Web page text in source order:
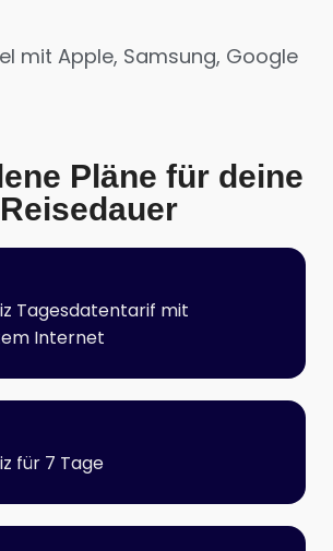
mit Apple, Samsung, Google
Pläne für deine
Reisedauer
Tagesdatentarif mit
Internet
für 7 Tage